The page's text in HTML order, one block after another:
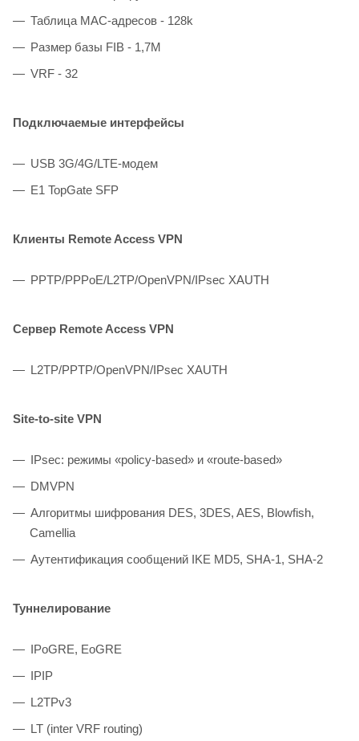
Таблица MAC-адресов - 128k
Размер базы FIB - 1,7M
VRF - 32
Подключаемые интерфейсы
USB 3G/4G/LTE-модем
E1 TopGate SFP
Клиенты Remote Access VPN
PPTP/PPPoE/L2TP/OpenVPN/IPsec XAUTH
Сервер Remote Access VPN
L2TP/PPTP/OpenVPN/IPsec XAUTH
Site-to-site VPN
IPsec: режимы «policy-based» и «route-based»
DMVPN
Алгоритмы шифрования DES, 3DES, AES, Blowfish,
Camellia
Аутентификация сообщений IKE MD5, SHA-1, SHA-2
Туннелирование
IPoGRE, EoGRE
IPIP
L2TPv3
LT (inter VRF routing)